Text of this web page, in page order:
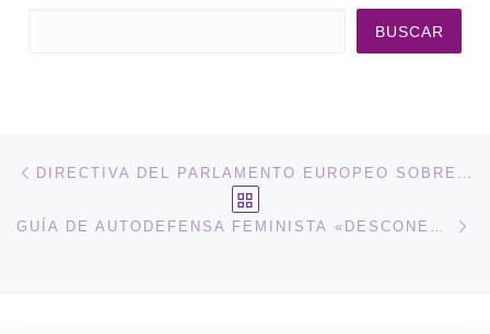
BUSCAR
Navegación de entradas
Entrada anterior